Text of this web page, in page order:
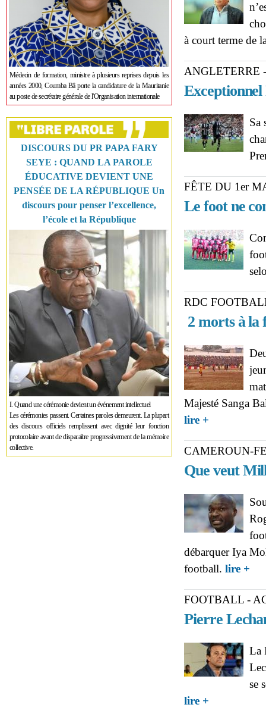
Médecin de formation, ministre à plusieurs reprises depuis les
années 2000, Coumba Bâ porte la candidature de la Mauritanie
au poste de secrétaire générale de l'Organisation internationale
DISCOURS DU PR PAPA FARY
SEYE : QUAND LA PAROLE
ÉDUCATIVE DEVIENT UNE
PENSÉE DE LA RÉPUBLIQUE Un
discours pour penser l’excellence,
l’école et la République
I. Quand une cérémonie devient un événement intellectuel
Les cérémonies passent. Certaines paroles demeurent. La plupart
des discours officiels remplissent avec dignité leur fonction
protocolaire avant de disparaître progressivement de la mémoire
collective.
à court terme de
ANGLETERRE
Exceptionnel
Sa
FÊTE DU 1er
Le foot ne
RDC
2 morts à la
Majesté Sanga
lire +
CAMEROUN-
Que veut
débarquer Iya
football. lire +
FOOTBALL -
Pierre
La
se
lire +